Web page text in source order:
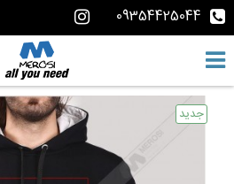
09354425044
جدید